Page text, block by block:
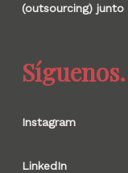
(outsourcing)
Síguenos.
Instagram
LinkedIn